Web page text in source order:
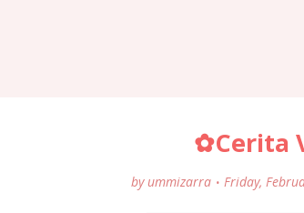
✿Cerita
by ummizarra Friday,